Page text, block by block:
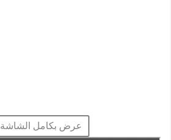
عرض بكامل الشاشة